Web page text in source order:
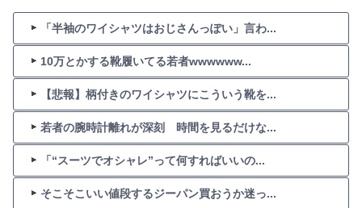
「半袖のワイシャツはおじさんっぽい」言わ...
10万とかする靴履いてる若者wwwwww...
【悲報】柄付きのワイシャツにこういう靴を...
若者の腕時計離れが深刻 時間を見るだけな...
「“スーツでオシャレ”って何すればいいの...
そこそこいい値段するジーパン買おうか迷っ...